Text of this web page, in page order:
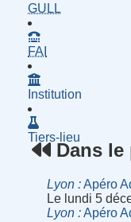
GULL
FAI
Institution
Tiers-lieu
Dans le
Lyon
Apéro
Le lundi 5
Lyon
Apéro